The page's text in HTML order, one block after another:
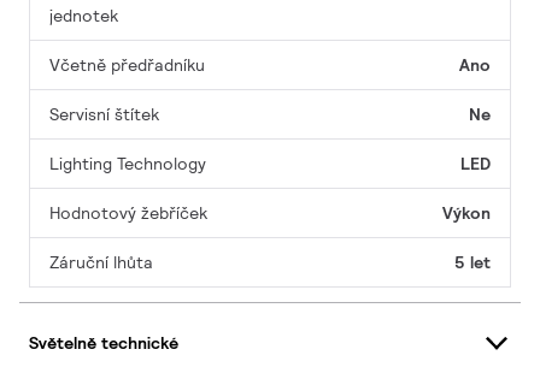
jednotek
Včetně předřadníku Ano
Servisní štítek Ne
Lighting Technology LED
Hodnotový žebříček Výkon
Záruční lhůta 5 let
Světelně technické